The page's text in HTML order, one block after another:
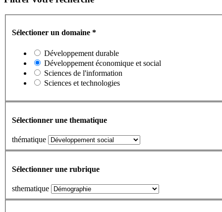
Sélectioner un domaine *
Développement durable
Développement économique et social
Sciences de l'information
Sciences et technologies
Sélectionner une thematique
thématique
Sélectionner une rubrique
sthematique